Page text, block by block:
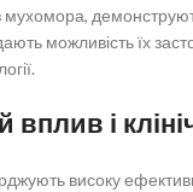
мухомора,
можливість їх
і
високу